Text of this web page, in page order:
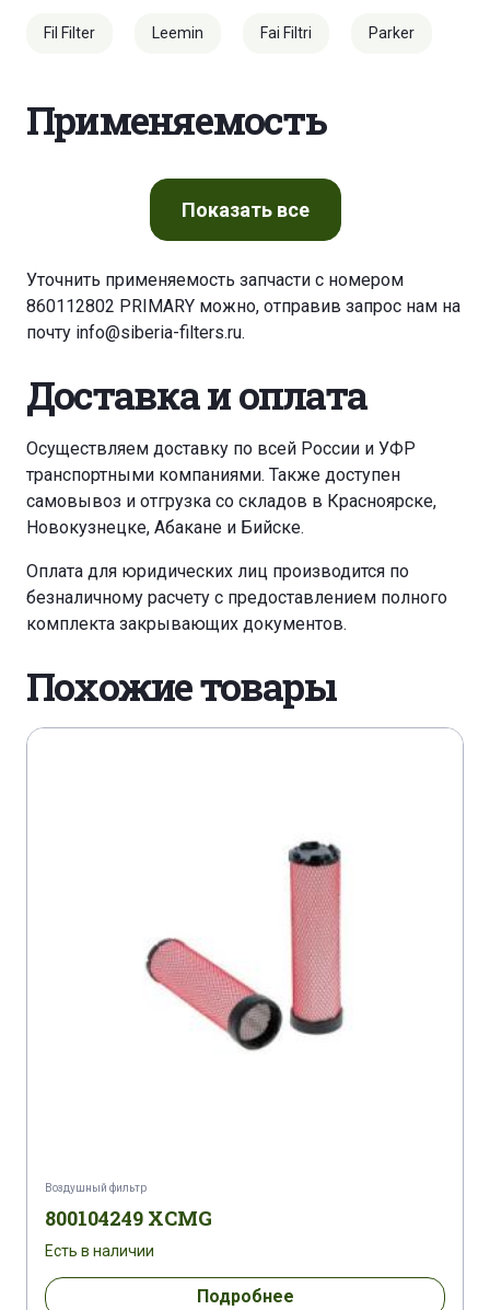
Fil Filter Leemin Fai Filtri Parker
Применяемость
Показатьвсе
Уточнить применяемость запчасти с номером
860112802 PRIMARY можно, отправив запрос нам на
почту info@siberia-filters.ru.
Доставка и оплата
Осуществляем доставку по всей России и УФР
транспортными компаниями. Также доступен
самовывоз и отгрузка со складов в Красноярске,
Новокузнецке, Абакане и Бийске.
Оплата для юридических лиц производится по
безналичному расчету с предоставлением полного
комплекта закрывающих документов.
Похожие товары
Воздушный фильтр
800104249 XCMG
Есть в наличии
Подробнее